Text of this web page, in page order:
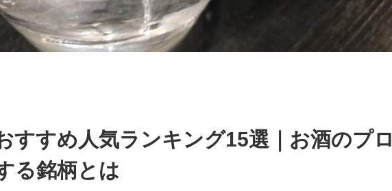
すすめ人気ランキング15選｜お酒のプロ
る銘柄とは